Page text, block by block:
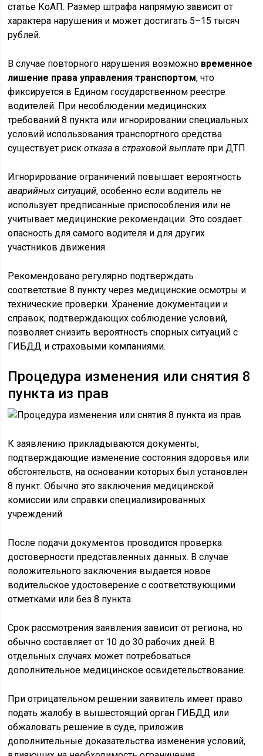
статье КоАП. Размер штрафа напрямую зависит от
характера нарушения и может достигать 5–15 тысяч
рублей.
В случае повторного нарушения возможно временное
лишение права управления транспортом, что
фиксируется в Едином государственном реестре
водителей. При несоблюдении медицинских
требований 8 пункта или игнорировании специальных
условий использования транспортного средства
существует рискотказа в страховой выплате при ДТП.
Игнорирование ограничений повышает вероятность
аварийных ситуаций, особенно если водитель не
использует предписанные приспособления или не
учитывает медицинские рекомендации. Это создает
опасность для самого водителя и для других
участников движения.
Рекомендовано регулярно подтверждать
соответствие 8 пункту через медицинские осмотры и
технические проверки. Хранение документации и
справок, подтверждающих соблюдение условий,
позволяет снизить вероятность спорных ситуаций с
ГИБДД и страховыми компаниями.
Процедура изменения или снятия 8
пункта из прав
К заявлению прикладываются документы,
подтверждающие изменение состояния здоровья или
обстоятельств, на основании которых был установлен
8 пункт. Обычно это заключения медицинской
комиссии или справки специализированных
учреждений.
После подачи документов проводится проверка
достоверности представленных данных. В случае
положительного заключения выдается новое
водительское удостоверение с соответствующими
отметками или без 8 пункта.
Срок рассмотрения заявления зависит от региона, но
обычно составляет от 10 до 30 рабочих дней. В
отдельных случаях может потребоваться
дополнительное медицинское освидетельствование.
При отрицательном решении заявитель имеет право
подать жалобу в вышестоящий орган ГИБДД или
обжаловать решение в суде, приложив
дополнительные доказательства изменения условий,